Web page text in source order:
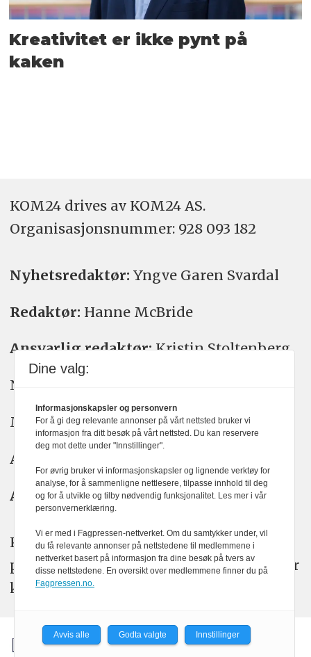
Kreativitet er ikke pynt på
kaken
KOM24 drives av KOM24 AS.
Organisasjons­nummer: 928 093 182
Nyhetsredaktør: Yngve Garen Svardal
Redaktør: Hanne McBride
Ansvarlig redaktør:Kristin Stoltenberg
Nyhetstips: tips@kom24.no
Meninger: meninger@kom24.no
Annonse: annonse@watchmedia.no
Abonnement:kom24@watchmedia.no
KOM24 arbeider etter Vær Varsom-
plakatens regler for god presseskikk. Her
kan du lese mer om
Dine valg:
Informasjonskapsler og personvern
For å gi deg relevante annonser på vårt nettsted bruker vi
informasjon fra ditt besøk på vårt nettsted. Du kan reservere
deg mot dette under "Innstillinger".
For øvrig bruker vi informasjonskapsler og lignende verktøy for
analyse, for å sammenligne nettlesere, tilpasse innhold til deg
og for å utvikle og tilby nødvendig funksjonalitet. Les mer i vår
personvernerklæring.
Vi er med i Fagpressen-nettverket. Om du samtykker under, vil
du få relevante annonser på nettstedene til medlemmene i
nettverket basert på informasjon fra dine besøk på tvers av
disse nettstedene. En oversikt over medlemmene finner du på
Fagpressen.no.
Avvis alle Godta valgte Innstillinger